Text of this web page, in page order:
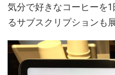
気分で好きなコーヒーを
るサブスクリプションも